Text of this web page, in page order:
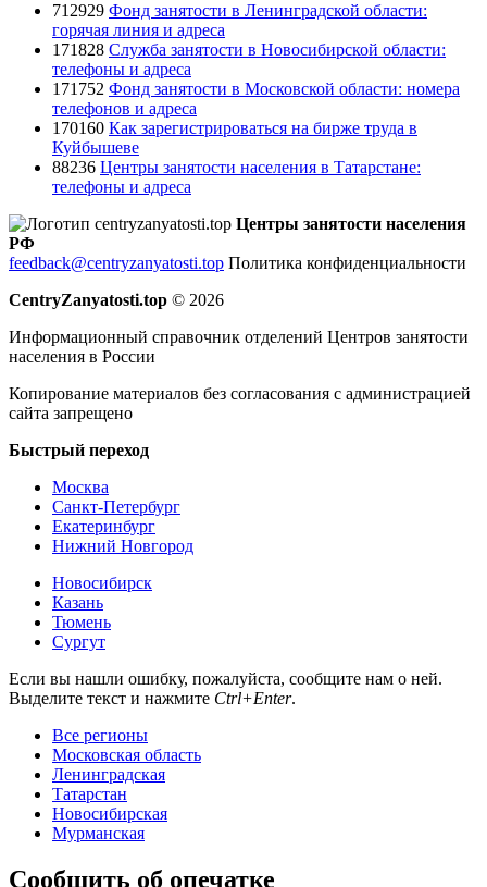
712929 Фонд занятости в Ленинградской области:
горячая линия и адреса
171828 Служба занятости в Новосибирской области:
телефоны и адреса
171752 Фонд занятости в Московской области: номера
телефонов и адреса
170160 Как зарегистрироваться на бирже труда в
Куйбышеве
88236 Центры занятости населения в Татарстане:
телефоны и адреса
Центры занятости населения
РФ
feedback@centryzanyatosti.top Политика конфиденциальности
CentryZanyatosti.top © 2026
Информационный справочник отделений Центров занятости
населения в России
Копирование материалов без согласования с администрацией
сайта запрещено
Быстрый переход
Москва
Санкт-Петербург
Екатеринбург
Нижний Новгород
Новосибирск
Казань
Тюмень
Сургут
Если вы нашли ошибку, пожалуйста, сообщите нам о ней.
Выделите текст и нажмите Ctrl+Enter.
Все регионы
Московская область
Ленинградская
Татарстан
Новосибирская
Мурманская
Сообщить об опечатке